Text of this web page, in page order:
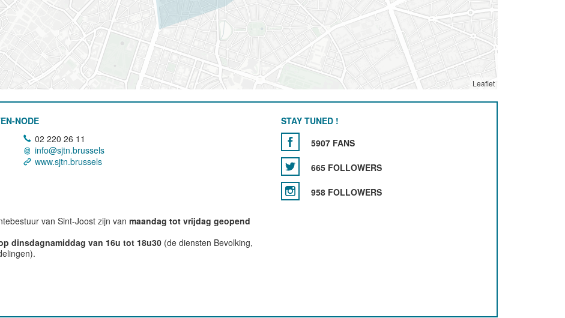
Leaflet
NODE
02 220 26 11
info@sjtn.brussels
www.sjtn.brussels
van Sint-Joost zijn vanmaandag tot vrijdag geopend
dinsdagnamiddag van 16u tot 18u30 (de diensten Bevolking,
STAY TUNED !
5907 FANS
665 FOLLOWERS
958 FOLLOWERS